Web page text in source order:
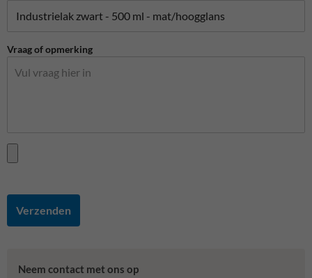
Vraag of opmerking
Verzenden
Neem contact met ons op